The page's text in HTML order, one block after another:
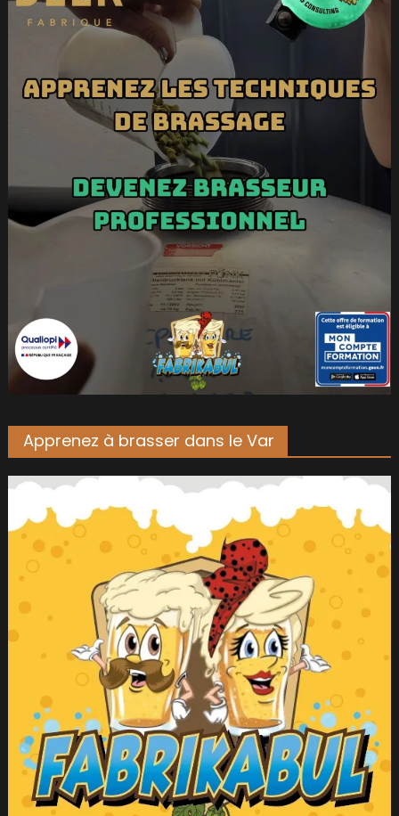
Apprenez à brasser dans le Var